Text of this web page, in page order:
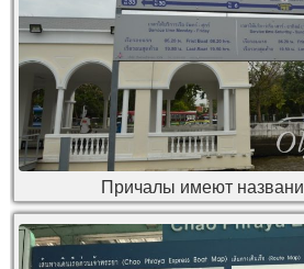
Причалы имеют